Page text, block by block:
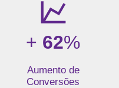
+ 62%
Aumento de
Conversões